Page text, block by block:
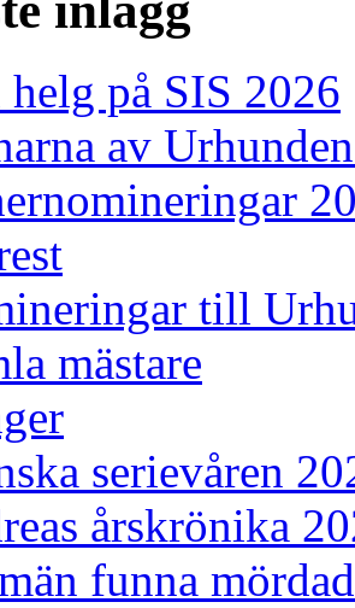
på SIS 2026
av
till
mästare
serievåren
årskrönika
funna